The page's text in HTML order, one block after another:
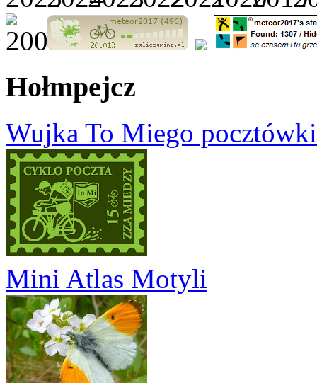
Hołmpejcz
Wujka To Miego
Mini Atlas Motyli